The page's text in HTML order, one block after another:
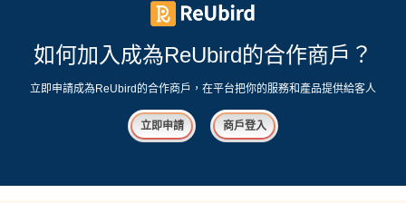
如何加入成為ReUbird的合作商戶？
立即申請成為ReUbird的合作商戶，在平台把你的服務和產品提供給客人
立即申請 商戶登入